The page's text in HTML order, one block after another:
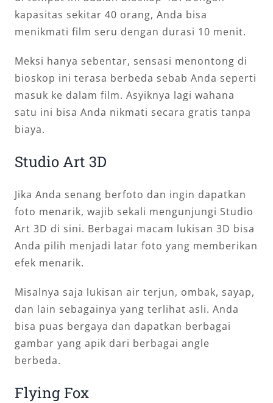
kapasitas sekitar 40 orang, Anda bisa
menikmati film seru dengan durasi 10 menit.
Meksi hanya sebentar, sensasi menontong di
bioskop ini terasa berbeda sebab Anda seperti
masuk ke dalam film. Asyiknya lagi wahana
satu ini bisa Anda nikmati secara gratis tanpa
biaya.
Studio Art 3D
Jika Anda senang berfoto dan ingin dapatkan
foto menarik, wajib sekali mengunjungi Studio
Art 3D di sini. Berbagai macam lukisan 3D bisa
Anda pilih menjadi latar foto yang memberikan
efek menarik.
Misalnya saja lukisan air terjun, ombak, sayap,
dan lain sebagainya yang terlihat asli. Anda
bisa puas bergaya dan dapatkan berbagai
gambar yang apik dari berbagai angle
berbeda.
Flying Fox